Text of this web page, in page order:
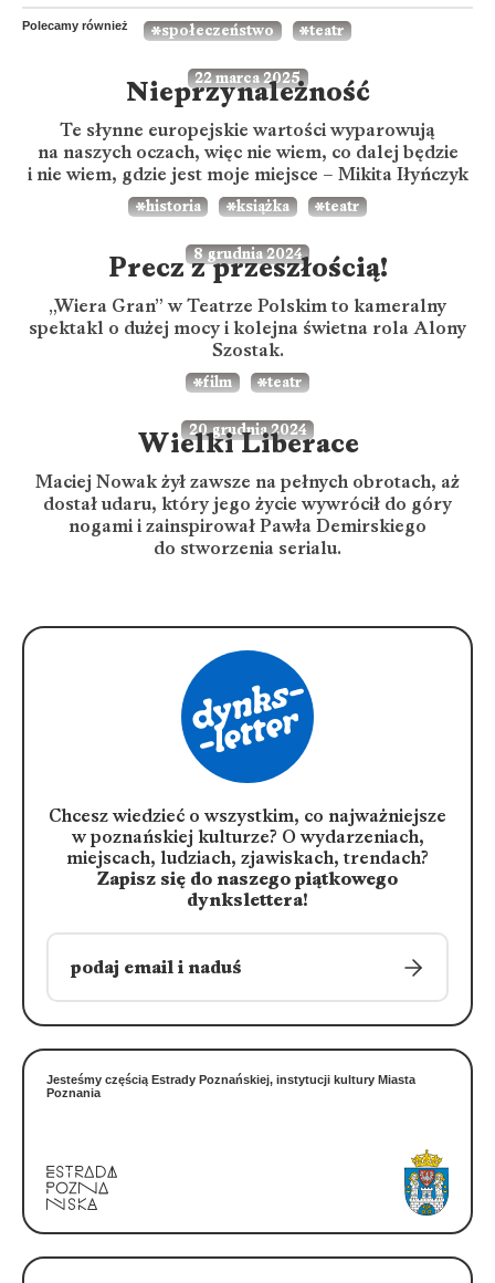
Polecamy również
22 marca 2025
społeczeństwo teatr
Nieprzynależność
Te słynne europejskie wartości wyparowują
na naszych oczach, więc nie wiem, co dalej będzie
i nie wiem, gdzie jest moje miejsce – Mikita Iłyńczyk
8 grudnia 2024
historia książka teatr
Precz z przeszłością!
„Wiera Gran” w Teatrze Polskim to kameralny
spektakl o dużej mocy i kolejna świetna rola Alony
Szostak.
20 grudnia 2024
film teatr
Wielki Liberace
Maciej Nowak żył zawsze na pełnych obrotach, aż
dostał udaru, który jego życie wywrócił do góry
nogami i zainspirował Pawła Demirskiego
do stworzenia serialu.
Chcesz wiedzieć o wszystkim, co najważniejsze
w poznańskiej kulturze? O wydarzeniach,
miejscach, ludziach, zjawiskach, trendach?
Zapisz się do naszego piątkowego
dynkslettera!
Jesteśmy częścią Estrady Poznańskiej, instytucji kultury Miasta
Poznania